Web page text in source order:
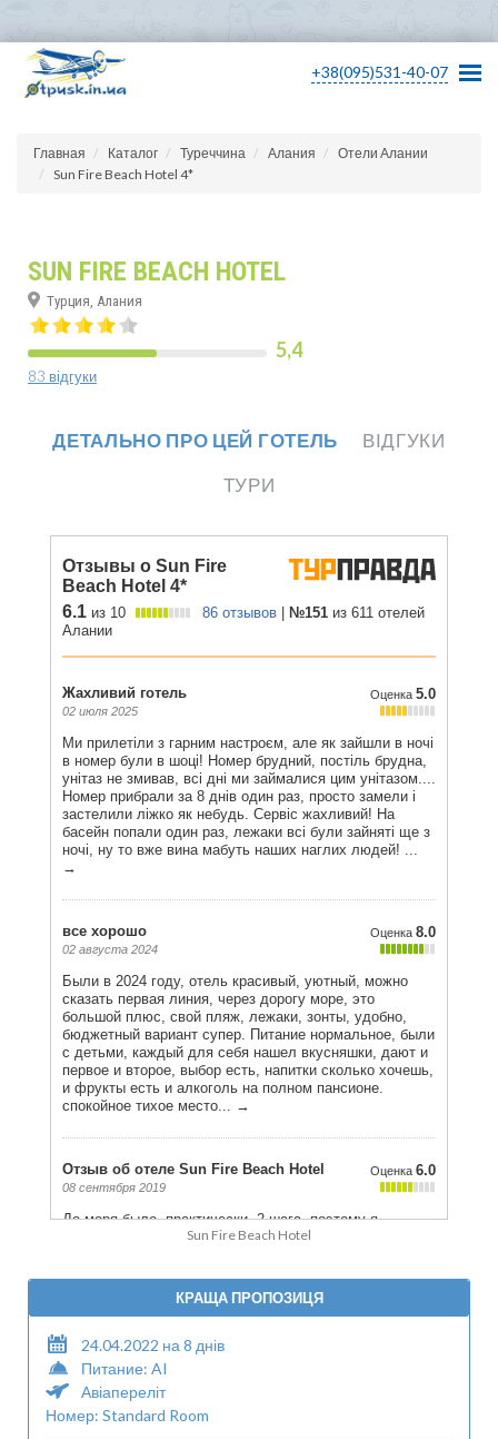
+38(095)531-40-07
Главная Каталог Туреччина Алания
Отели Алании
Sun Fire Beach Hotel 4*
SUN FIRE BEACH HOTEL
Турция, Алания
5,4
83 відгуки
ДЕТАЛЬНО ПРО ЦЕЙ ГОТЕЛЬ
ВІДГУКИ
ТУРИ
Sun Fire Beach Hotel
КРАЩА ПРОПОЗИЦЯ
24.04.2022 на 8 днів
Питание: AI
Авіапереліт
Номер: Standard Room